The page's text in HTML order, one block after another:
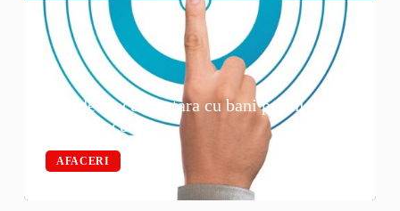
Idei de afaceri la tara cu bani putini care
merita incercate
AFACERI